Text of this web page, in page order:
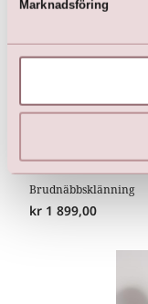
Marknadsföring
Brudnäbbsklänning
kr 1 899,00